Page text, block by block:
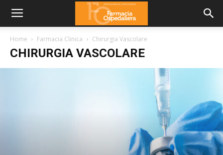
Home Farmacia Clinica Chirurgia Vascolare
CHIRURGIA VASCOLARE